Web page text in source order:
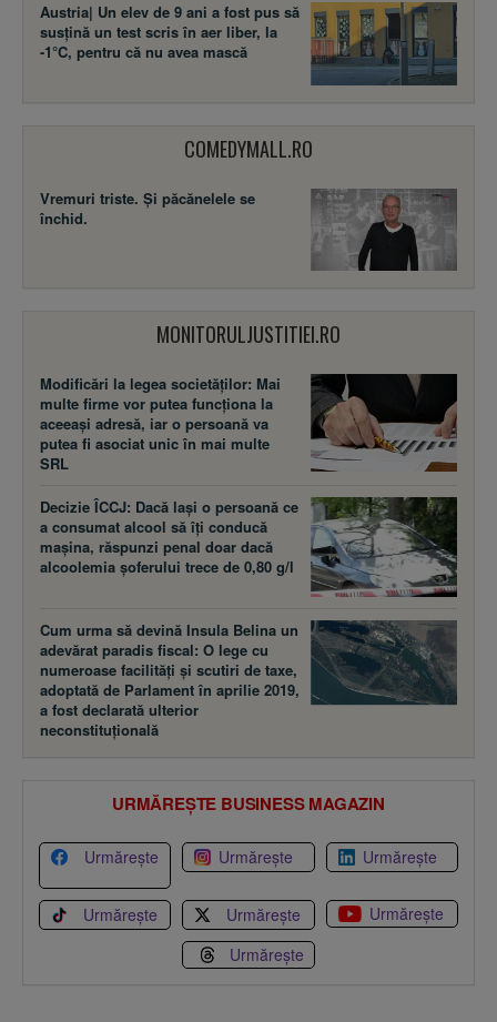
Austria| Un elev de 9 ani a fost pus să
susţină un test scris în aer liber, la
-1°C, pentru că nu avea mască
COMEDYMALL.RO
Vremuri triste. Şi păcănelele se
închid.
MONITORULJUSTITIEI.RO
Modificări la legea societăţilor: Mai
multe firme vor putea funcţiona la
aceeaşi adresă, iar o persoană va
putea fi asociat unic în mai multe
SRL
Decizie ÎCCJ: Dacă laşi o persoană ce
a consumat alcool să îţi conducă
maşina, răspunzi penal doar dacă
alcoolemia şoferului trece de 0,80 g/l
Cum urma să devină Insula Belina un
adevărat paradis fiscal: O lege cu
numeroase facilităţi şi scutiri de taxe,
adoptată de Parlament în aprilie 2019,
a fost declarată ulterior
neconstituţională
URMĂREȘTE BUSINESS MAGAZIN
Urmărește Urmărește Urmărește
Urmărește Urmărește
Urmărește
Urmărește